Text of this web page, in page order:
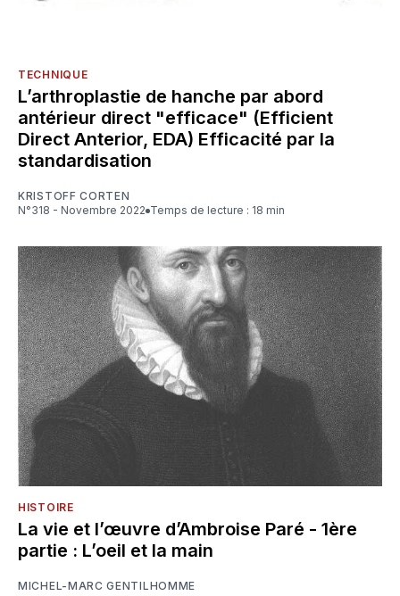
TECHNIQUE
L’arthroplastie de hanche par abord
antérieur direct "efficace" (Efficient
Direct Anterior, EDA) Efficacité par la
standardisation
KRISTOFF CORTEN
N°318 - Novembre 2022
Temps de lecture : 18 min
HISTOIRE
La vie et l’œuvre d’Ambroise Paré - 1ère
partie : L’oeil et la main
MICHEL-MARC GENTILHOMME